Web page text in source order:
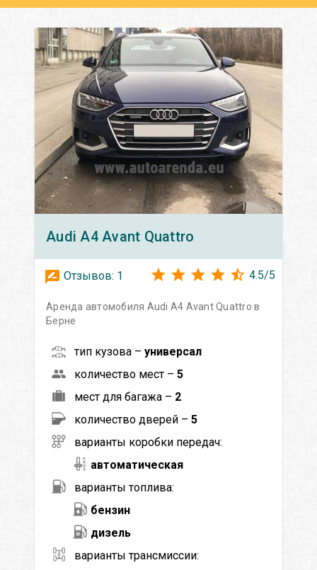
Audi A4 Avant Quattro
Отзывов: 1 4.5/5
Аренда автомобиля Audi A4 Avant Quattro в
Берне
тип кузова – универсал
количество мест – 5
мест для багажа – 2
количество дверей – 5
варианты коробки передач:
автоматическая
варианты топлива:
бензин
дизель
варианты трансмиссии: